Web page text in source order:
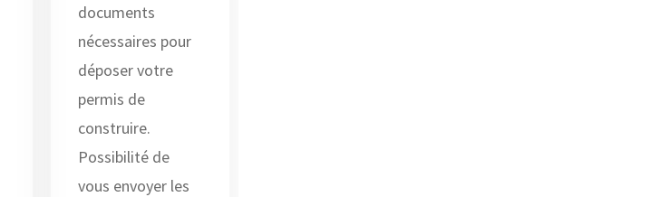
documents
nécessaires pour
déposer votre
permis de
construire.
Possibilité de
vous envoyer les